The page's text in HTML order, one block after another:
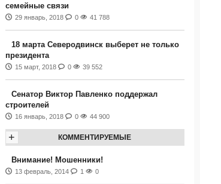
семейные связи
29 январь, 2018 0 41 788
18 марта Северодвинск выберет не только
президента
15 март, 2018 0 39 552
Сенатор Виктор Павленко поддержал
строителей
16 январь, 2018 0 44 900
КОММЕНТИРУЕМЫЕ
+
Внимание! Мошенники!
13 февраль, 2014 1 0